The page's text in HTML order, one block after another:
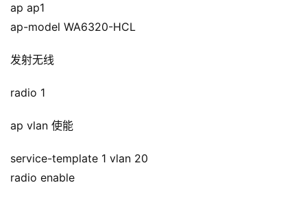
ap ap1
ap-model WA6320-HCL
发射无线
radio 1
ap vlan 使能
service-template 1 vlan 20
radio enable